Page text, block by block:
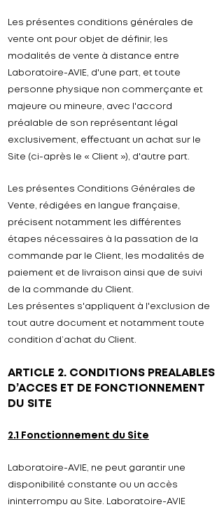
Les présentes conditions générales de
vente ont pour objet de définir, les
modalités de vente à distance entre
Laboratoire-AVIE, d'une part, et toute
personne physique non commerçante et
majeure ou mineure, avec l'accord
préalable de son représentant légal
exclusivement, effectuant un achat sur le
Site (ci-après le « Client »), d'autre part.
Les présentes Conditions Générales de
Vente, rédigées en langue française,
précisent notamment les différentes
étapes nécessaires à la passation de la
commande par le Client, les modalités de
paiement et de livraison ainsi que de suivi
de la commande du Client.
Les présentes s'appliquent à l'exclusion de
tout autre document et notamment toute
condition d’achat du Client.
ARTICLE 2. CONDITIONS PREALABLES
D’ACCES ET DE FONCTIONNEMENT
DU SITE
2.1 Fonctionnement du Site
Laboratoire-AVIE, ne peut garantir une
disponibilité constante ou un accès
ininterrompu au Site. Laboratoire-AVIE